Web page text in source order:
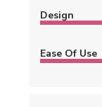
Design
Ease Of Use